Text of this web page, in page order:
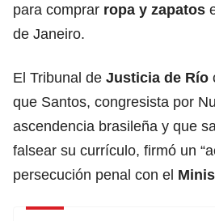
para comprar ropa y zapatos
de Janeiro.
El Tribunal de Justicia de Río
que Santos, congresista por
ascendencia brasileña y que
falsear su currículo, firmó un
persecución penal con el